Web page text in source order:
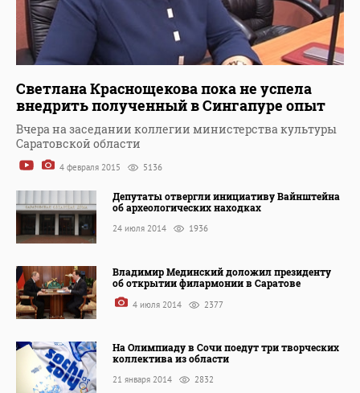
Светлана Краснощекова пока не успела
внедрить полученный в Сингапуре опыт
Вчера на заседании коллегии министерства культуры
Саратовской области
4 февраля 2015 5136
Депутаты отвергли инициативу Вайнштейна
об археологических находках
24 июля 2014 1936
Владимир Мединский доложил президенту
об открытии филармонии в Саратове
4 июля 2014 2377
На Олимпиаду в Сочи поедут три творческих
коллектива из области
21 января 2014 2832